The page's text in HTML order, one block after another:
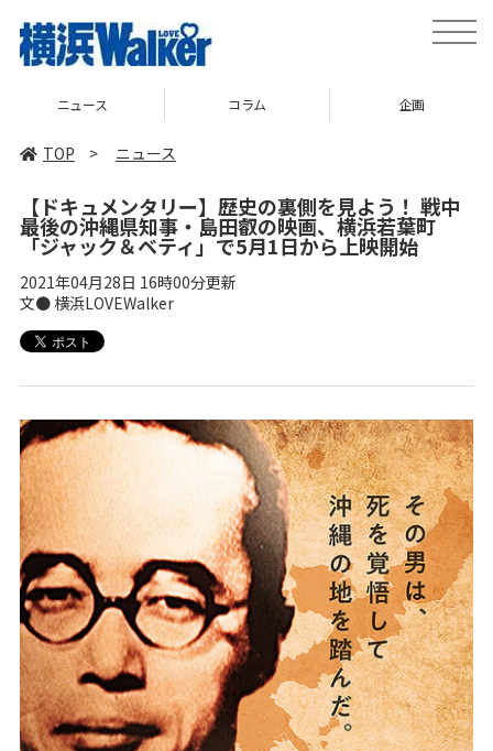
toggle
ニュース コラム 企画
TOP > ニュース
【ドキュメンタリー】歴史の裏側を見よう！ 戦中
最後の沖縄県知事・島田叡の映画、横浜若葉町
「ジャック＆ベティ」で5月1日から上映開始
2021年04月28日 16時00分更新
文● 横浜LOVEWalker